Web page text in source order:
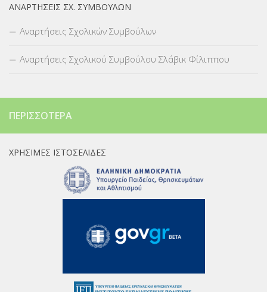
ΑΝΑΡΤΉΣΕΙΣ ΣΧ. ΣΥΜΒΟΎΛΩΝ
Αναρτήσεις Σχολικών Συμβούλων
Αναρτήσεις Σχολικού Συμβούλου Σλάβικ Φίλιππου
ΠΕΡΙΣΣΌΤΕΡΑ
ΧΡΉΣΙΜΕΣ ΙΣΤΟΣΕΛΊΔΕΣ